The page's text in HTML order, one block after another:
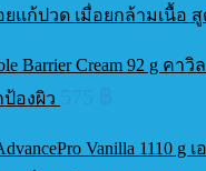
ยแก้ปวด เมื่อยกล้ามเนื้อ
Barrier Cream 92 g คา
องผิว
Vanilla 1110 g